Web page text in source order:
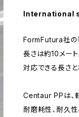
International
FormFutura社の
長さは約10メー
対応できる長さと
Centaur PPは、
耐磨耗性、耐久